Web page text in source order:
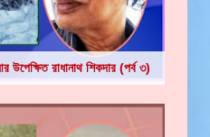
উপেক্ষিত রাধানাথ শিকদার (পর্ব ৩)